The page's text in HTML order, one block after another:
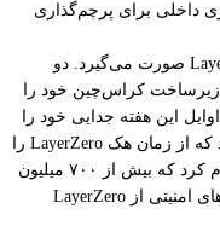
داخلی برای پرچم‌گذاری
این عذرخواهی در لحظه دشواری برای LayerZero صورت می‌گیرد. دو
کراس‌چین خود را
به CCIP چین‌لینک منتقل کرده‌اند. Kelp DAO اوایل این هفته جدایی خود را
اعلام کرد و به اولین پروتکل بزرگی تبدیل شد که از زمان هک LayerZero را
ترک می‌کند. پروتکل Solv نیز به دنبال آن اعلام کرد که بیش از ۷۰۰ میلیون
دلار بیت‌کوین توکنیزه شده را به دلیل نگرانی‌های امنیتی از LayerZero